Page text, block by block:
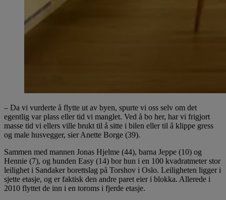
– Da vi vurderte å flytte ut av byen, spurte vi oss selv om det
egentlig var plass eller tid vi manglet. Ved å bo her, har vi frigjort
masse tid vi ellers ville brukt til å sitte i bilen eller til å klippe gress
og male husvegger, sier Anette Borge (39).
Sammen med mannen Jonas Hjelme (44), barna Jeppe (10) og
Hennie (7), og hunden Easy (14) bor hun i en 100 kvadratmeter stor
leilighet i Sandaker borettslag på Torshov i Oslo. Leiligheten ligger i
sjette etasje, og er faktisk den andre paret eier i blokka. Allerede i
2010 flyttet de inn i en toroms i fjerde etasje.